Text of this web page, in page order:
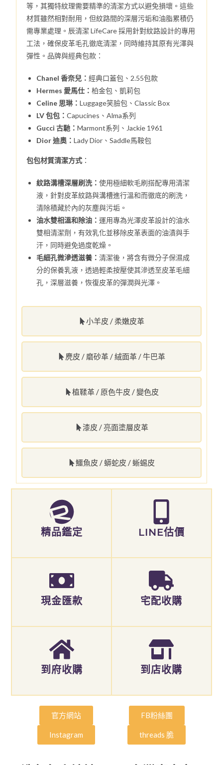
小羊皮 / 柔嫩皮革
麂皮 / 磨砂革 / 絨面革 / 牛巴革
植鞣革 / 原色牛皮 / 變色皮
漆皮 / 亮面塗層皮革
鱷魚皮 / 蟒蛇皮 / 蜥蜴皮
等，其獨特紋理需要精準的清潔方式以避免損壞。這些
材質雖然相對耐用，但紋路間的深層污垢和油脂累積仍
需專業處理。辰清潔 LifeCare 採用針對紋路設計的專用
工法，確保皮革毛孔徹底清潔，同時維持其原有光澤與
彈性。品牌與經典包款：
Chanel 香奈兒：經典口蓋包、2.55包款
Hermes 愛馬仕：柏金包、凱莉包
Celine 思琳：Luggage笑臉包、Classic Box
LV 包包：Capucines、Alma系列
Gucci 古馳：Marmont系列、Jackie 1961
Dior 迪奧：Lady Dior、Saddle馬鞍包
包包材質清潔方式 ：
紋路溝槽深層刷洗：使用極細軟毛刷搭配專用清潔
液，針對皮革紋路與溝槽進行溫和而徹底的刷洗，
清除積藏於內的灰塵與污垢。
油水雙相溫和除油：運用專為光澤皮革設計的油水
雙相清潔劑，有效乳化並移除皮革表面的油漬與手
汗，同時避免過度乾燥。
毛細孔微滲透滋養：清潔後，將含有微分子保濕成
分的保養乳液，透過輕柔按壓使其滲透至皮革毛細
孔，深層滋養，恢復皮革的彈潤與光澤。
精品鑑定 LINE估價
現金匯款 宅配收購
到府收購 到店收購
官方網站 FB粉絲團
Instagram threads 脆